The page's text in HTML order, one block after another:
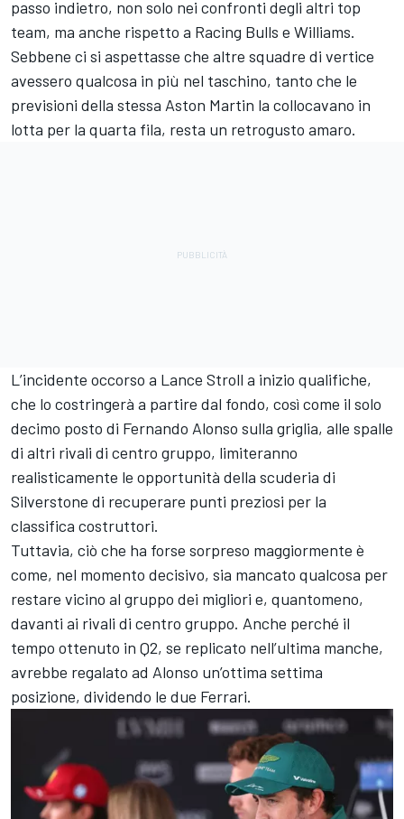
passo indietro, non solo nei confronti degli altri top
team, ma anche rispetto a Racing Bulls e Williams.
Sebbene ci si aspettasse che altre squadre di vertice
avessero qualcosa in più nel taschino, tanto che le
previsioni della stessa Aston Martin la collocavano in
lotta per la quarta fila, resta un retrogusto amaro.
L’incidente occorso a Lance Stroll a inizio qualifiche,
che lo costringerà a partire dal fondo, così come il solo
decimo posto di Fernando Alonso sulla griglia, alle spalle
di altri rivali di centro gruppo, limiteranno
realisticamente le opportunità della scuderia di
Silverstone di recuperare punti preziosi per la
classifica costruttori.
Tuttavia, ciò che ha forse sorpreso maggiormente è
come, nel momento decisivo, sia mancato qualcosa per
restare vicino al gruppo dei migliori e, quantomeno,
davanti ai rivali di centro gruppo. Anche perché il
tempo ottenuto in Q2, se replicato nell’ultima manche,
avrebbe regalato ad Alonso un’ottima settima
posizione, dividendo le due Ferrari.